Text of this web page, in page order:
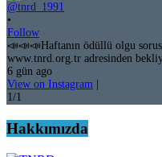
@tnrd_1991
•
Follow
📣📣📣Haftanın ödüllü olgu
www.tnrd.org.tr adresinden
6 gün ago
View on Instagram
1/1
Hakkımızda